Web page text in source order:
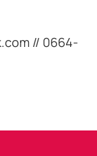
// 0664-